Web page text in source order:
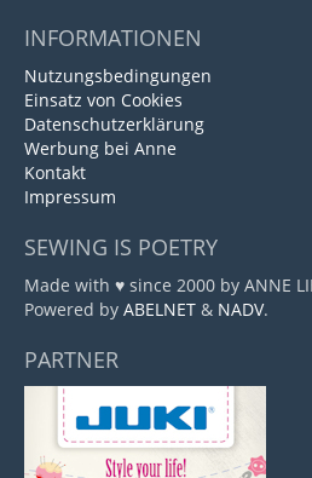
INFORMATIONEN
Nutzungsbedingungen
Einsatz von Cookies
Datenschutzerklärung
Werbung bei Anne
Kontakt
Impressum
SEWING IS POETRY
Made with ♥ since 2000 by ANNE
Powered by ABELNET & NADV.
PARTNER